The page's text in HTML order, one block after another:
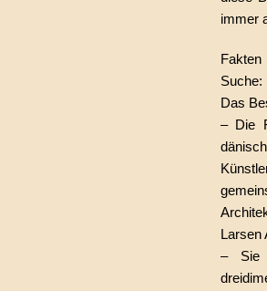
immer
Suche:
Das
– Die
Larsen
– Sie